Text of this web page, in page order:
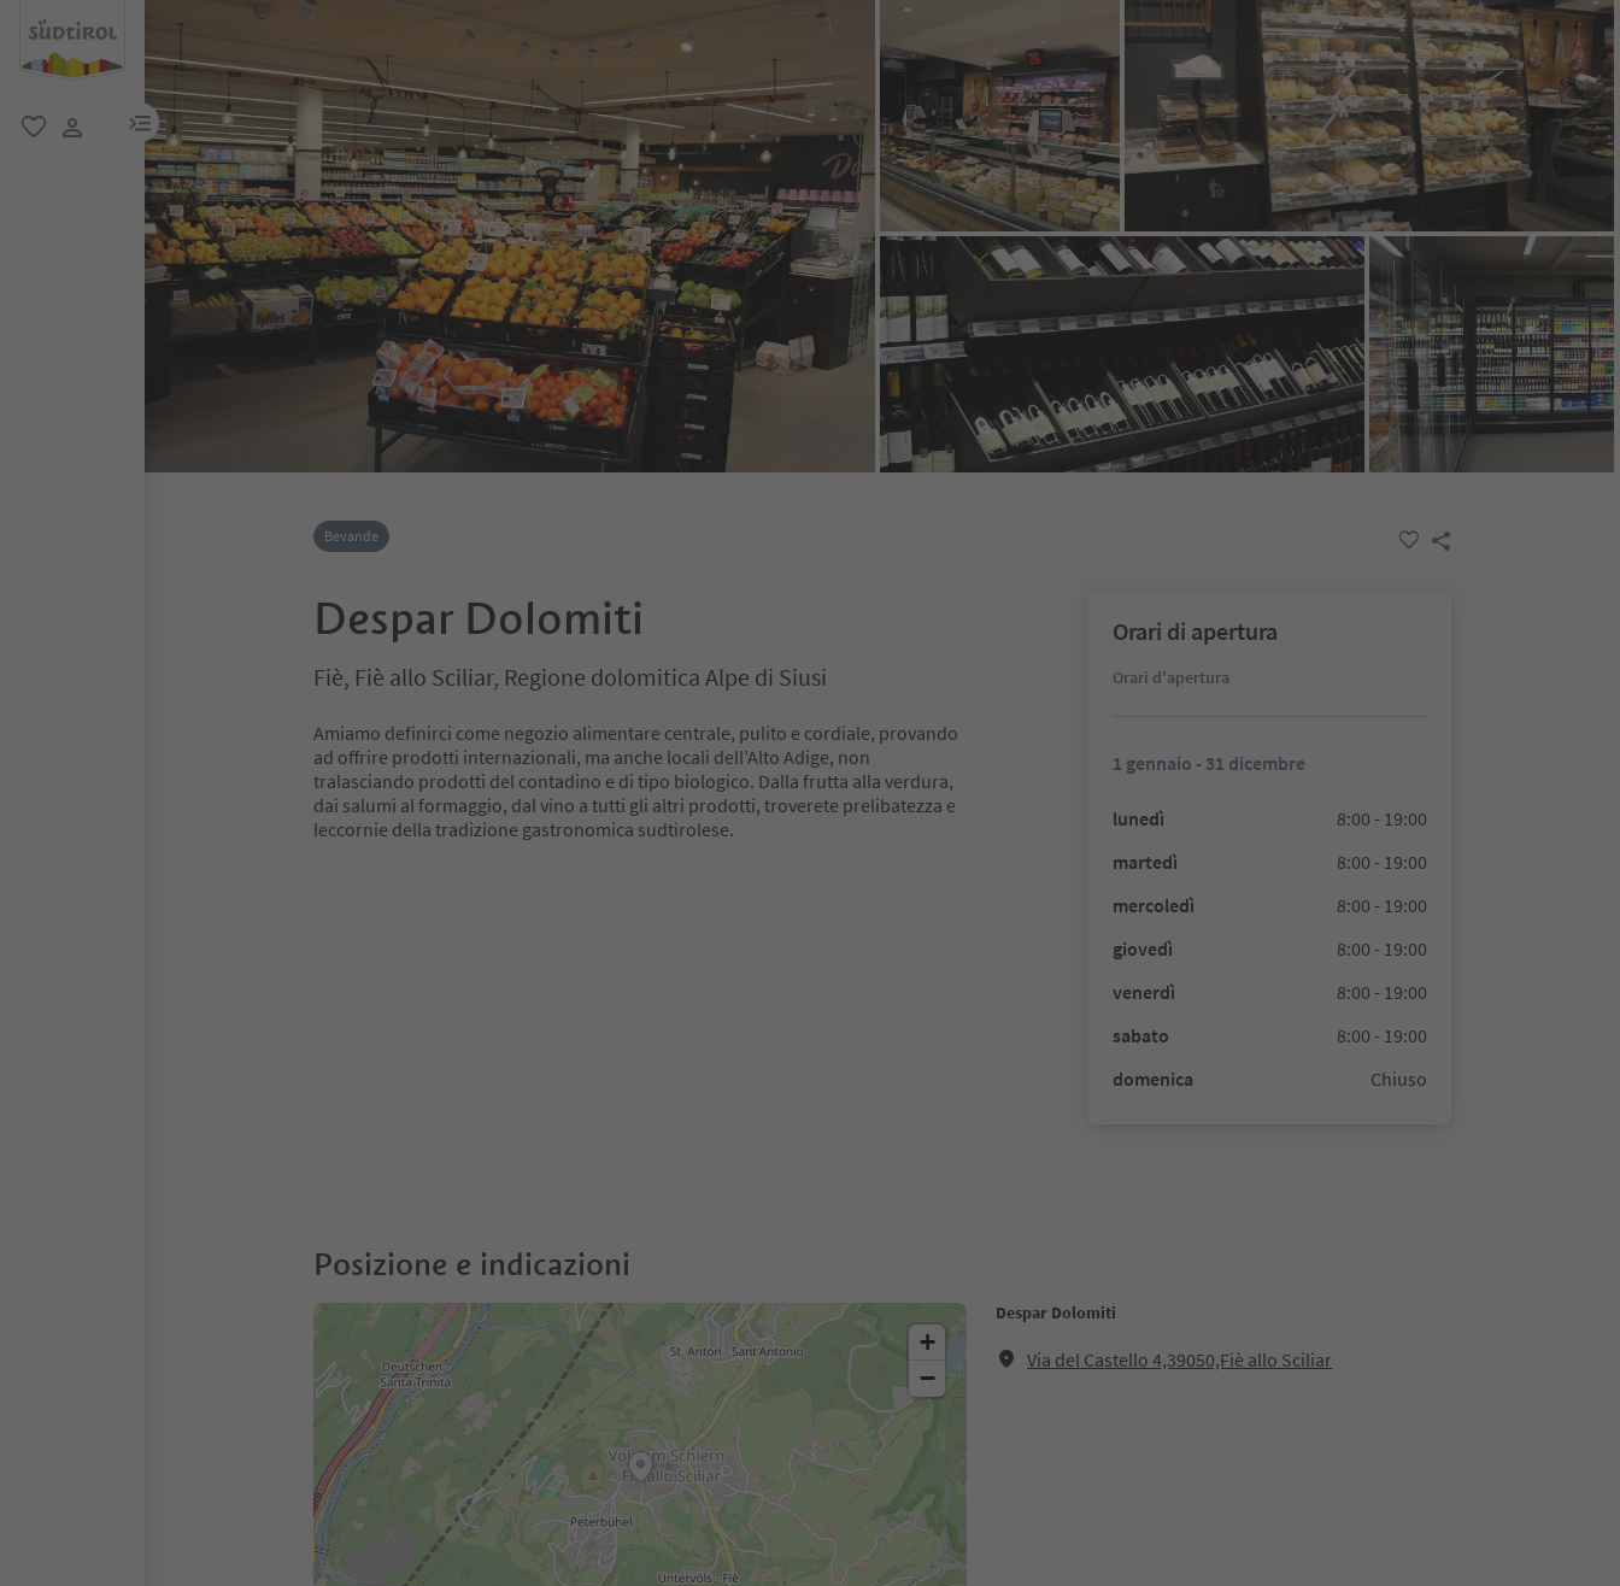
menu link
Bevande
Despar Dolomiti
Fiè, Fiè allo Sciliar, Regione dolomitica Alpe di Siusi
Amiamo definirci come negozio alimentare centrale, pulito e cordiale, provando
ad offrire prodotti internazionali, ma anche locali dell’Alto Adige, non
tralasciando prodotti del contadino e di tipo biologico. Dalla frutta alla verdura,
dai salumi al formaggio, dal vino a tutti gli altri prodotti, troverete prelibatezza e
leccornie della tradizione gastronomica sudtirolese.
Orari di apertura
Orari d'apertura
1 gennaio - 31 dicembre
lunedì
8:00 - 19:00
martedì
8:00 - 19:00
mercoledì
8:00 - 19:00
giovedì
8:00 - 19:00
venerdì
8:00 - 19:00
sabato
8:00 - 19:00
domenica
Chiuso
Posizione e indicazioni
Despar Dolomiti
Via del Castello 4,39050,Fiè allo Sciliar
+
−